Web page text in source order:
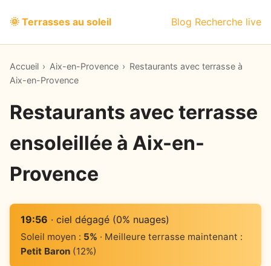
🌞 Terrasses au soleil Blog Recherche live
Accueil › Aix-en-Provence › Restaurants avec terrasse à
Aix-en-Provence
Restaurants avec terrasse
ensoleillée à Aix-en-
Provence
19:56 · ciel dégagé (0% nuages)
Soleil moyen : 5% · Meilleure terrasse maintenant :
Petit Baron(12%)